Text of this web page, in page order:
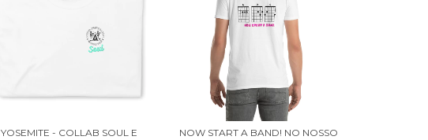
YOSEMITE - COLLAB SOUL E
NOW START A BAND! NO NOSSO